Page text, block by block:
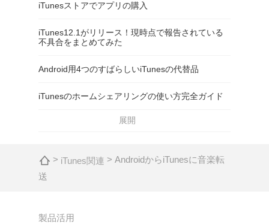
iTunesストアでアプリの購入
iTunes12.1がリリース！現時点で報告されている
不具合をまとめてみた
Android用4つのすばらしいiTunesの代替品
iTunesのホームシェアリングの使い方完全ガイド
展開
> iTunes関連 > AndroidからiTunesに音楽転
送
製品活用